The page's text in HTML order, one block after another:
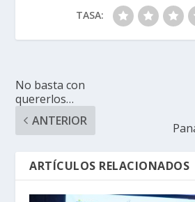
TASA:
No basta con
quererlos…
ANTERIOR
ARTÍCULOS RELACIONADOS